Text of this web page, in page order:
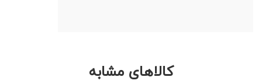
کالاهای مشابه